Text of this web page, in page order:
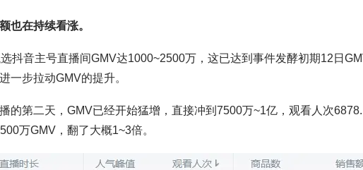
也在持续看涨。
抖音主号直播间GMV达1000~2500万，这已达到事件发酵初期12日
一步拉动GMV的提升。
的第二天，GMV已经开始猛增，直接冲到7500万~1亿，观看人次
万GMV，翻了大概1~3倍。